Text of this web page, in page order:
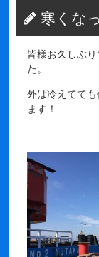
寒くな
皆様お久しぶ
た。
外は冷えてて
ます！